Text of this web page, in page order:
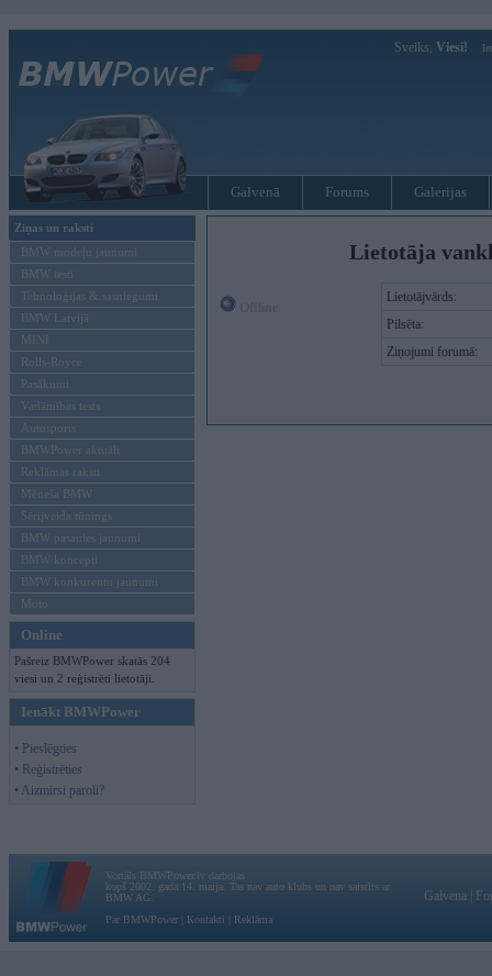
Sveiks, Viesi!
Galvenā Forums Galerijas
Ziņas un raksti
BMW modeļu jaunumi
BMW testi
Tehnoloģijas & sasniegumi
BMW Latvijā
MINI
Rolls-Royce
Pasākumi
Vadāmības tests
Autosports
BMWPower aktuāli
Reklāmas raksti
Mēneša BMW
Sērijveida tūnings
BMW pasaules jaunumi
BMW koncepti
BMW konkurentu jaunumi
Moto
Online
Pašreiz BMWPower skatās 204
viesi un 2 reģistrēti lietotāji.
Ienākt BMWPower
• Pieslēgties
• Reģistrēties
• Aizmirsi paroli?
Lietotāja
Lietotājvārds:
Pilsēta:
Ziņojumi forumā:
Vortāls BMWPower.lv darbojas
kopš 2002. gada 14. maija. Tas nav auto klubs un nav saistīts ar
BMW AG.
Par BMWPower
Kontakti Reklāma
Galvena